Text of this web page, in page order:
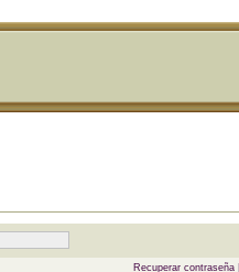
Recuperar contraseña|